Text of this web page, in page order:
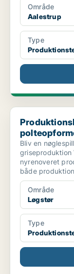
Område
Aalestrup
Type
Produktionsleder
Bliv en
griseproduktion
nyrenoveret
både
Område
Løgstør
Type